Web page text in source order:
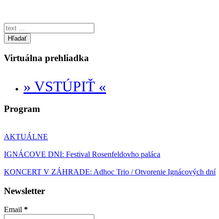
Hľadať
Virtuálna prehliadka
» VSTÚPIŤ «
Program
AKTUÁLNE
IGNÁCOVE DNI: Festival Rosenfeldovho paláca
KONCERT V ZÁHRADE: Adhoc Trio / Otvorenie Ignácových dní
Newsletter
Email *